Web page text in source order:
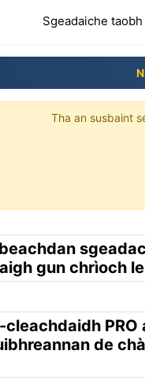
Sgeadaiche
Tha an susbaint
gun chrìoch
PRO
de